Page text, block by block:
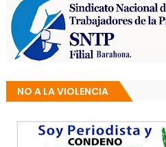
NO A LA VIOLENCIA